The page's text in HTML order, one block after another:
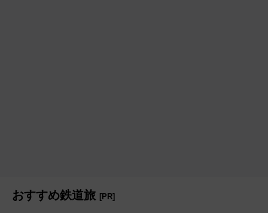
おすすめ鉄道旅 [PR]